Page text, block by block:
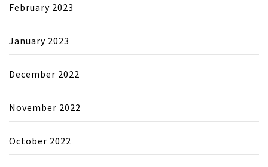
February 2023
January 2023
December 2022
November 2022
October 2022